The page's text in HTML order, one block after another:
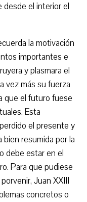
desde el interior el
la motivación
importantes e
y plasmara el
vez más su fuerza
que el futuro fuese
Esta
el presente y
resumida por la
debe estar en el
Para que pudiese
Juan XXIII
concretos o